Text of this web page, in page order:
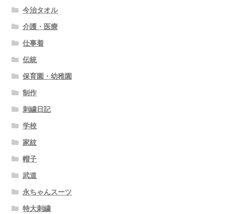
今治タオル
介護・医療
仕事着
伝統
保育園・幼稚園
制作
刺繍日記
学校
家紋
帽子
武道
永ちゃんスーツ
特大刺繍